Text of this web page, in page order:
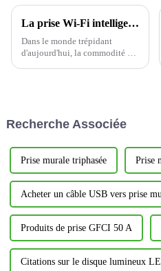
La prise Wi-Fi intelligente offre un confort ultime
Dans le monde trépidant
d'aujourd'hui, la commodité est
et de surveiller nos espaces de
Recherche Associée
Prise murale triphasée Prise
Acheter un câble USB vers prise
Produits de prise GFCI 50 A
Citations sur le disque lumineux